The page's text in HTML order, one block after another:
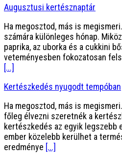
Augusztusi kertésznaptár
Ha megosztod, más is
számára különleges hónap.
paprika, az uborka és a cukkini
veteményesben fokozatosan
[...]
Kertészkedés nyugodt tempóban
Ha megosztod, más is
főleg élvezni szeretnék a
kertészkedés az egyik legszebb
ember közelebb kerülhet a
eredménye [...]